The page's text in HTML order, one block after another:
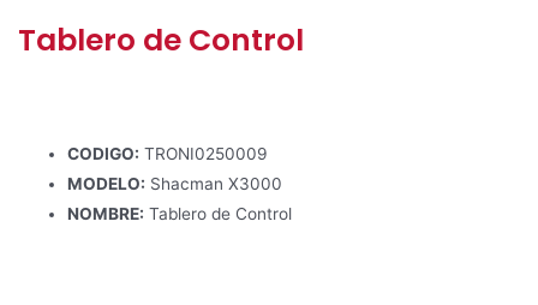
Tablero de Control
CODIGO: TRONI0250009
MODELO: Shacman X3000
NOMBRE: Tablero de Control